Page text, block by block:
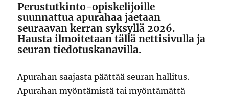
Perustutkinto-opiskelijoille
suunnattua apurahaa jaetaan
seuraavan kerran syksyllä 2026.
Hausta ilmoitetaan tällä nettisivulla ja
seuran tiedotuskanavilla.
Apurahan saajasta päättää seuran hallitus.
Apurahan myöntämistä tai myöntämättä